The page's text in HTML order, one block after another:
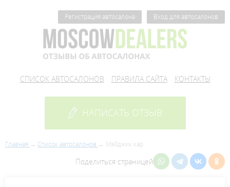
Регистрация автосалона Вход для автосалонов
СПИСОК АВТОСАЛОНОВ ПРАВИЛА САЙТА КОНТАКТЫ
НАПИСАТЬ ОТЗЫВ
Главная Список автосалонов Мэйджик кар
Поделиться страницей